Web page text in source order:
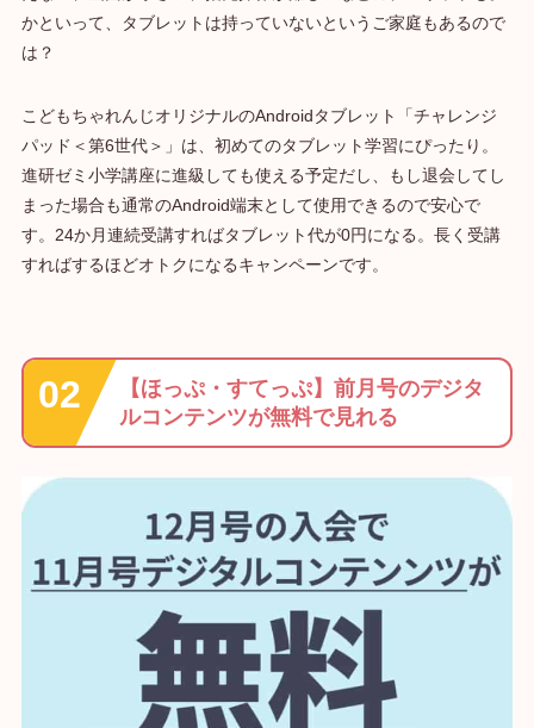
かといって、タブレットは持っていないというご家庭もあるので
は？
こどもちゃれんじオリジナルのAndroidタブレット「チャレンジ
パッド＜第6世代＞」は、初めてのタブレット学習にぴったり。
進研ゼミ小学講座に進級しても使える予定だし、もし退会してし
まった場合も通常のAndroid端末として使用できるので安心で
す。24か月連続受講すればタブレット代が0円になる。長く受講
すればするほどオトクになるキャンペーンです。
【ほっぷ・すてっぷ】前月号のデジタ
ルコンテンツが無料で見れる